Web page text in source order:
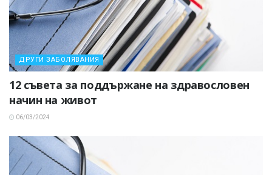
ДРУГИ ЗАБОЛЯВАНИЯ
12 съвета за поддържане на здравословен
начин на живот
06/03/2024